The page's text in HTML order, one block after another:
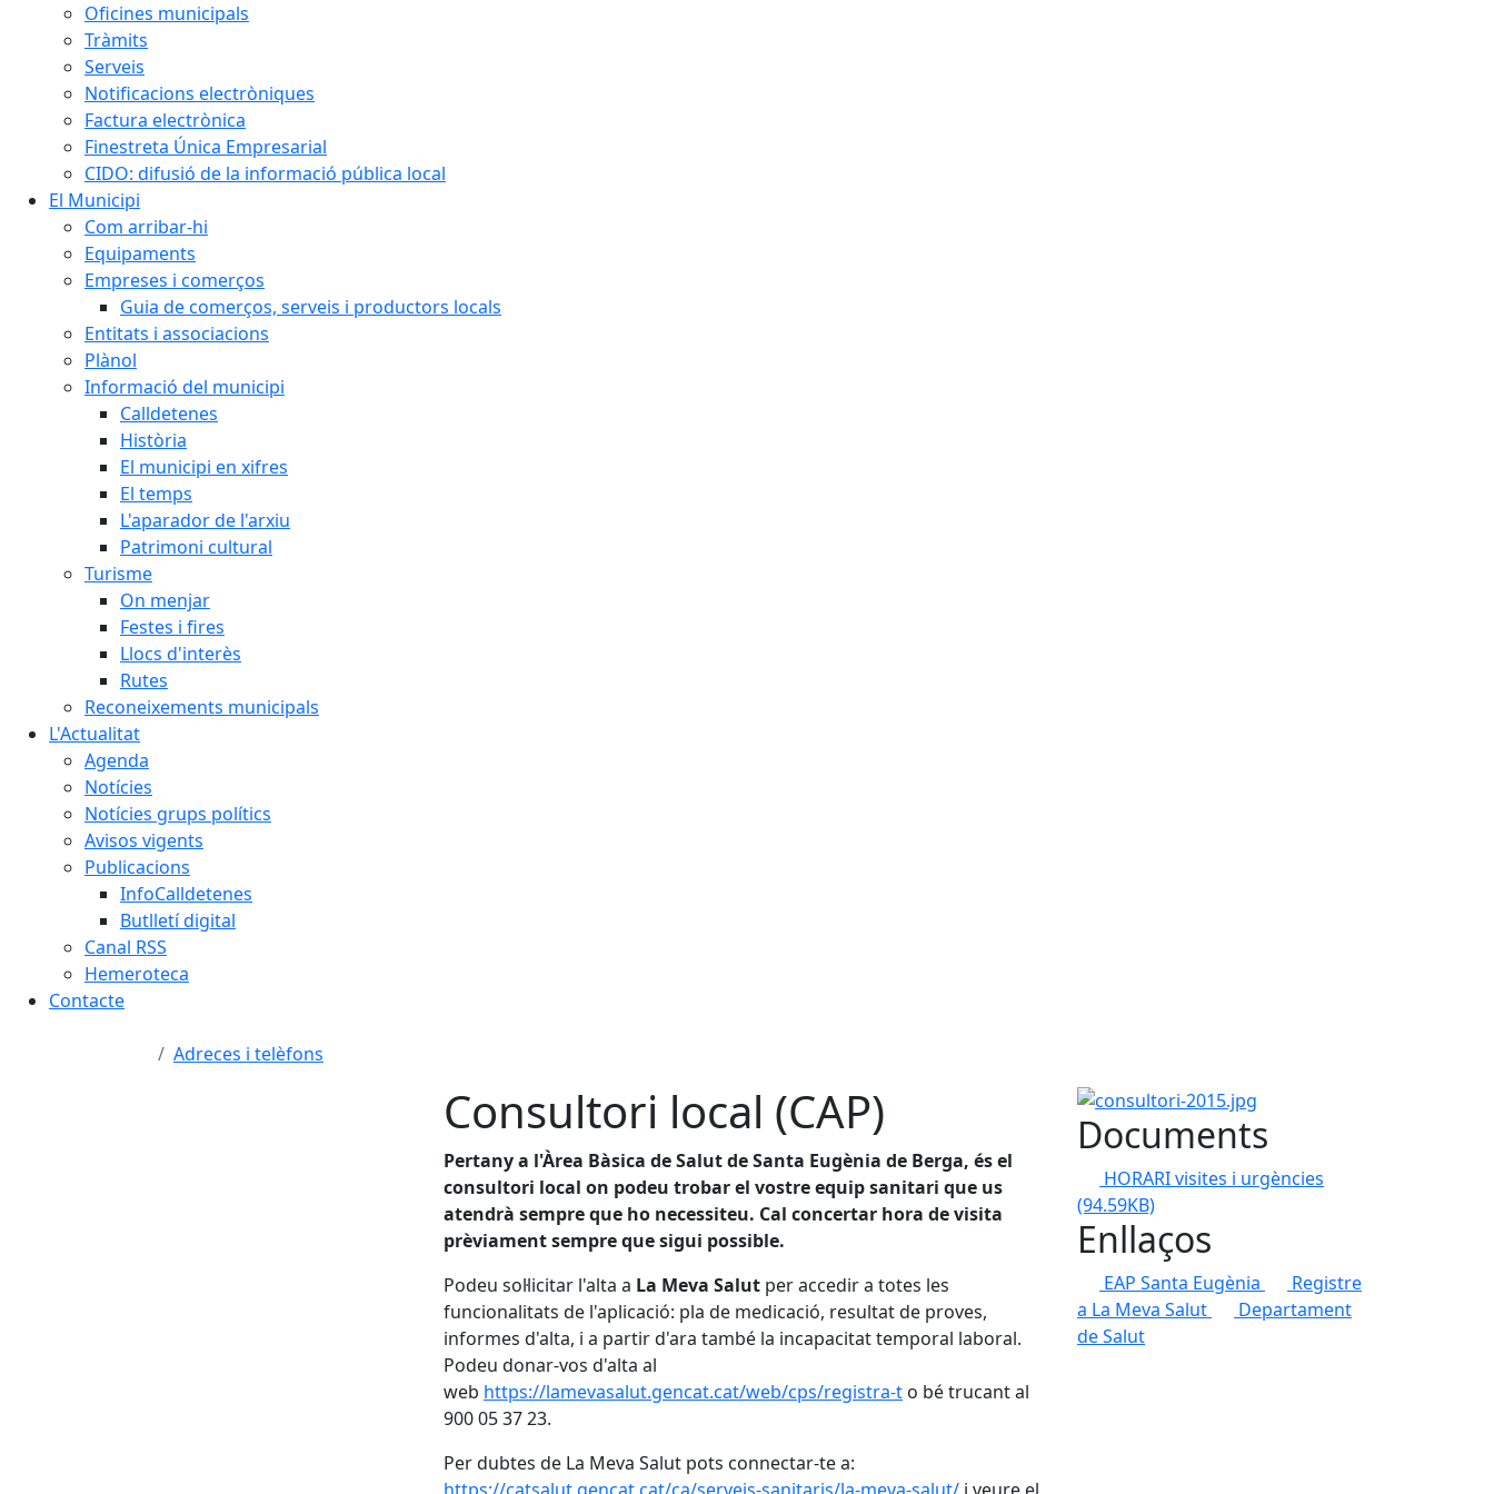
Oficines municipals
Tràmits
Serveis
Notificacions electròniques
Factura electrònica
Finestreta Única Empresarial
CIDO: difusió de la informació pública local
El Municipi
Com arribar-hi
Equipaments
Empreses i comerços
Guia de comerços, serveis i productors locals
Entitats i associacions
Plànol
Informació del municipi
Calldetenes
Història
El municipi en xifres
El temps
L'aparador de l'arxiu
Patrimoni cultural
Turisme
On menjar
Festes i fires
Llocs d'interès
Rutes
Reconeixements municipals
L'Actualitat
Agenda
Notícies
Notícies grups polítics
Avisos vigents
Publicacions
InfoCalldetenes
Butlletí digital
Canal RSS
Hemeroteca
Contacte
Adreces i telèfons
Consultori local (CAP)
Pertany a l'Àrea Bàsica de Salut de Santa Eugènia de Berga, és el
consultori local on podeu trobar el vostre equip sanitari que us
atendrà sempre que ho necessiteu. Cal concertar hora de visita
prèviament sempre que sigui possible.
Podeu sol·licitar l'alta a La Meva Salut per accedir a totes les
funcionalitats de l'aplicació: pla de medicació, resultat de proves,
informes d'alta, i a partir d'ara també la incapacitat temporal laboral.
Podeu donar-vos d'alta al
web https://lamevasalut.gencat.cat/web/cps/registra-t o bé trucant al
900 05 37 23.
Per dubtes de La Meva Salut pots connectar-te a:
consultori-2015.jpg
Documents
HORARI visites i urgències
(94.59KB)
Enllaços
EAP Santa Eugènia
Registre
a La Meva Salut
Departament
de Salut